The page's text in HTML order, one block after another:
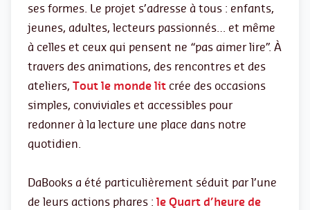
ses formes. Le projet s’adresse à tous : enfants,
jeunes, adultes, lecteurs passionnés… et même
à celles et ceux qui pensent ne “pas aimer lire”. À
travers des animations, des rencontres et des
ateliers, Tout le monde lit crée des occasions
simples, conviviales et accessibles pour
redonner à la lecture une place dans notre
quotidien.
DaBooks a été particulièrement séduit par l’une
de leurs actions phares : le Quart d’heure de